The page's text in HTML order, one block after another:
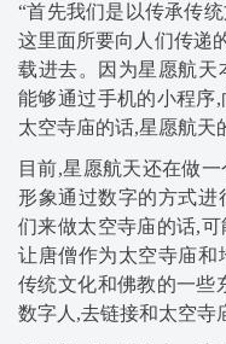
“首先我们是以传承传
这里面所要向人们传递
载进去。因为星愿航天
能够通过手机的小程序
太空寺庙的话,星愿航天
目前,星愿航天还在做
形象通过数字的方式
们来做太空寺庙的话,
让唐僧作为太空寺庙和
传统文化和佛教的一些
数字人,去链接和太空寺